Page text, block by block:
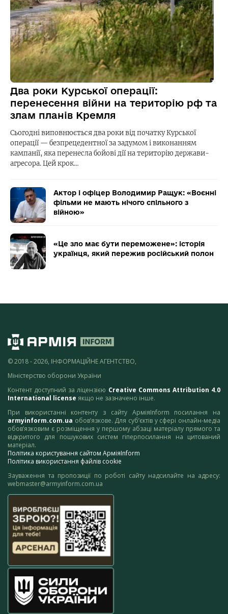
Два роки Курської операції:
перенесення війни на територію рф та
злам планів Кремля
Сьогодні виповнюється два роки від початку Курської
операції — безпрецедентної за задумом і виконанням
кампанії, яка перенесла бойові дії на територію держави-
агресора. Цей крок…
Актор і офіцер Володимир Ращук: «Воєнні
фільми не мають нічого спільного з
війною»
«Це зло має бути переможене»: історія
українця, який пережив російський полон
© 2018 - 2026, ІНФОРМАЦІЙНЕ АГЕНТСТВО,
Міністерство оборони України
Контент доступний за ліцензією Creative Commons Attribution 4.0
International license якщо не зазначено інше.
При використанні контенту з сайту АрміяInform посилання на
armyinform.com.ua обов’язкове. Для суб’єктів у сфері онлайн-медіа
обов’язковим є розміщення у першому абзаці матеріалу прямого та
відкритого для пошукових систем гіперпосилання на цитований
матеріал.
Політика користування сайтом АрміяInform
Політика використання файлів cookie
Зауваження та пропозиції по роботі сайту надсилайте на адресу:
webmaster@armyinform.com.ua